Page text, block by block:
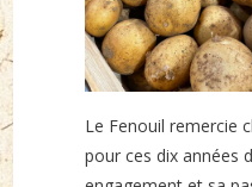
Le Fenouil remercie
pour ces dix années